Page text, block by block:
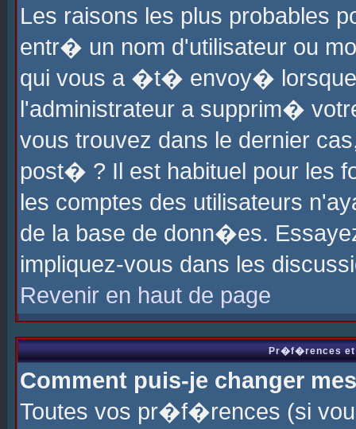
Les raisons les plus probables
entr� un nom d'utilisateur ou
qui vous a �t� envoy�
l'administrateur a supprim�
vous trouvez dans le dernier
post� ? Il est habituel pour les
les comptes des utilisateurs
de la base de donn�es.
impliquez-vous dans les
Revenir en haut de page
Pr�f�rences et
Comment puis-je changer
Toutes vos pr�f�rences (si